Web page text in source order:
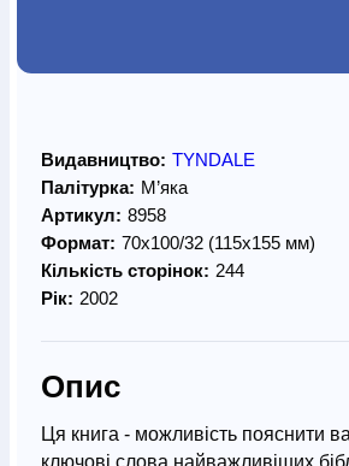
Видавництво: TYNDALE
Палітурка: М’яка
Артикул: 8958
Формат: 70х100/32 (115х155 мм)
Кількість сторінок: 244
Рік: 2002
Опис
Ця книга - можливість пояснити
ключові слова найважливіших